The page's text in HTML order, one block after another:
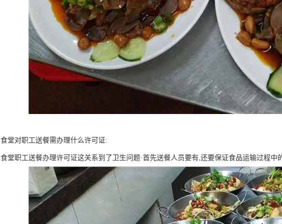
食堂对职工送餐需办理什么许可证:
食堂职工送餐办理许可证这关系到了卫生问题·首先送餐人员要有,还要保证食品运输过程中